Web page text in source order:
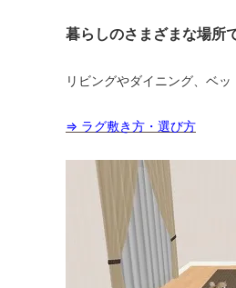
暮らしのさまざまな場所
リビングやダイニング、ベ
⇒ ラグ敷き方・選び方